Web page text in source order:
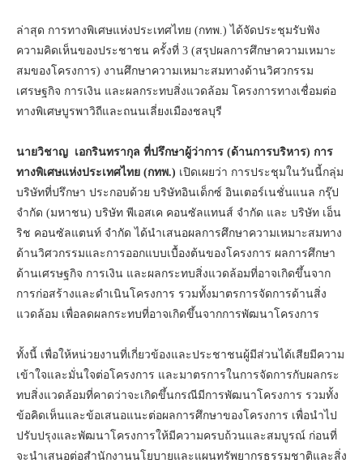
ล่าสุด การทางพิเศษแห่งประเทศไทย (กทพ.) ได้จัดประชุมรับฟัง
ความคิดเห็นของประชาชน ครั้งที่ 3 (สรุปผลการศึกษาความเหมาะ
สมของโครงการ) งานศึกษาความเหมาะสมทางด้านวิศวกรรม
เศรษฐกิจ การเงิน และผลกระทบสิ่งแวดล้อม โครงการทางเชื่อมต่อ
ทางพิเศษบูรพาวิถีและถนนเลี่ยงเมืองชลบุรี
นายวิชาญ เอกรินทรากุล ที่ปรึกษาผู้ว่าการ (ด้านการบริหาร) การ
ทางพิเศษแห่งประเทศไทย (กทพ.) เปิดเผยว่า การประชุมในวันนี้กลุ่ม
บริษัทที่ปรึกษา ประกอบด้วย บริษัทอินเด็กซ์ อินเตอร์เนชั่นแนล กรุ๊ป
จำกัด (มหาชน) บริษัท พีเอสเค คอนซัลแทนส์ จำกัด และ บริษัท เอ็น
ริช คอนซัลแตนท์ จำกัด ได้นำเสนอผลการศึกษาความเหมาะสมทาง
ด้านวิศวกรรมและการออกแบบเบื้องต้นของโครงการ ผลการศึกษา
ด้านเศรษฐกิจ การเงิน และผลกระทบสิ่งแวดล้อมที่อาจเกิดขึ้นจาก
การก่อสร้างและดำเนินโครงการ รวมทั้งมาตรการจัดการด้านสิ่ง
แวดล้อม เพื่อลดผลกระทบที่อาจเกิดขึ้นจากการพัฒนาโครงการ
ทั้งนี้ เพื่อให้หน่วยงานที่เกี่ยวข้องและประชาชนผู้มีส่วนได้เสียมีความ
เข้าใจและมั่นใจต่อโครงการ และมาตรการในการจัดการกับผลกระ
ทบสิ่งแวดล้อมที่คาดว่าจะเกิดขึ้นกรณีมีการพัฒนาโครงการ รวมทั้ง
ข้อคิดเห็นและข้อเสนอแนะต่อผลการศึกษาของโครงการ เพื่อนำไป
ปรับปรุงและพัฒนาโครงการให้มีความครบถ้วนและสมบูรณ์ ก่อนที่
จะนำเสนอต่อสำนักงานนโยบายและแผนทรัพยากรธรรมชาติและสิ่ง